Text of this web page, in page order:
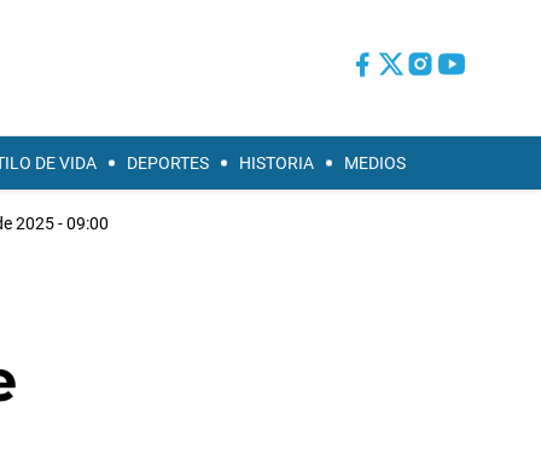
DE VIDA DEPORTES HISTORIA MEDIOS
2025 - 09:00